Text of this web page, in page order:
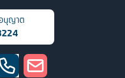
นุญาต